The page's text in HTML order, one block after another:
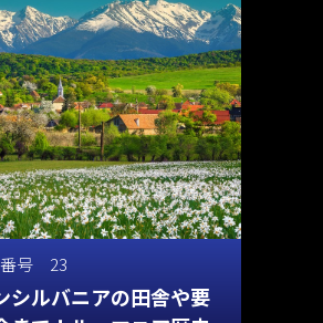
番号 23
シルバニアの田舎や要